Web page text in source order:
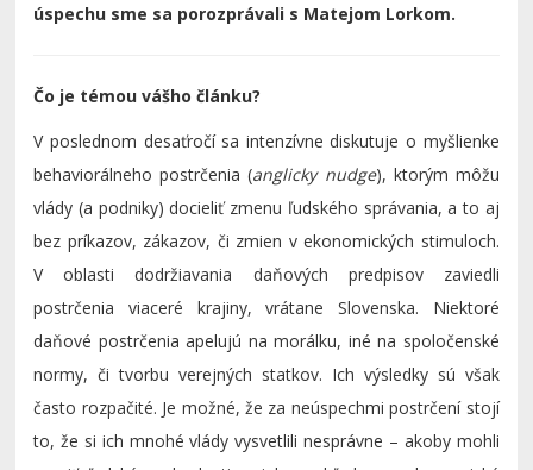
úspechu sme sa porozprávali s Matejom Lorkom.
Čo je témou vášho článku?
V poslednom desaťročí sa intenzívne diskutuje o myšlienke
behaviorálneho postrčenia (anglicky nudge), ktorým môžu
vlády (a podniky) docieliť zmenu ľudského správania, a to aj
bez príkazov, zákazov, či zmien v ekonomických stimuloch.
V oblasti dodržiavania daňových predpisov zaviedli
postrčenia viaceré krajiny, vrátane Slovenska. Niektoré
daňové postrčenia apelujú na morálku, iné na spoločenské
normy, či tvorbu verejných statkov. Ich výsledky sú však
často rozpačité. Je možné, že za neúspechmi postrčení stojí
to, že si ich mnohé vlády vysvetlili nesprávne – akoby mohli